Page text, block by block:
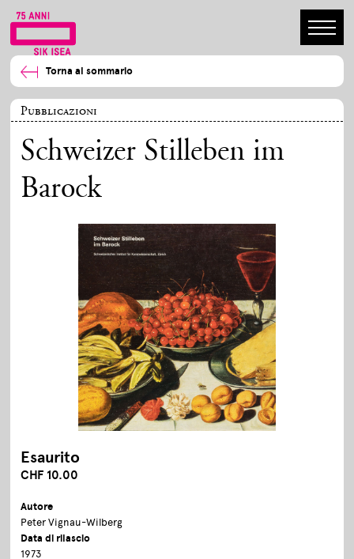
Torna al sommario
Pubblicazioni
Schweizer Stilleben im
Barock
Esaurito
CHF 10.00
Autore
Peter Vignau-Wilberg
Data di rilascio
1973